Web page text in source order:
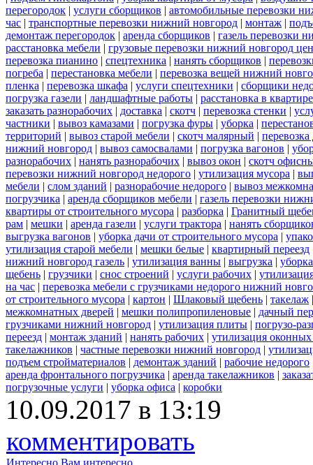
перегородок | услуги сборщиков | автомобильные перевозки
час | транспортные перевозки нижний новгород | монтаж |
демонтаж перегородок | аренда сборщиков | газель перевозки
расстановка мебели | грузовые перевозки нижний новгород
перевозка пианино | спецтехника | нанять сборщиков |
погреба | перестановка мебели | перевозка вещей нижний
пленка | перевозка шкафа | услуги спецтехники | сборщики
погрузка газели | ландшафтные работы | расстановка в квартире
заказать разнорабочих | доставка | скотч | перевозка стенки |
частники | вывоз камазами | погрузка фуры | уборка |
территорий | вывоз старой мебели | скотч малярный |
нижний новгород | вывоз самосвалами | погрузка вагонов |
разнорабочих | нанять разнорабочих | вывоз окон | скотч
перевозки нижний новгород недорого | утилизация мусора |
мебели | слом зданий | разнорабочие недорого | вывоз
погрузчика | аренда сборщиков мебели | газель перевозки
квартиры от строительного мусора | разборка | Гранитный
рам | мешки | аренда газели | услуги трактора | нанять
выгрузка вагонов | уборка дачи от строительного мусора |
утилизация старой мебели | мешки белые | квартирный переезд
нижний новгород газель | утилизация ванны | выгрузка |
щебень | грузчики | снос строений | услуги рабочих |
на час | перевозка мебели с грузчиками недорого нижний
от строительного мусора | картон | Шлаковый щебень | такелаж
межкомнатных дверей | мешки полипропиленовые | дачный
грузчиками нижний новгород | утилизация плиты | погрузо-
переезд | монтаж зданий | нанять рабочих | утилизация
такелажников | частные перевозки нижний новгород |
подъем стройматериалов | демонтаж зданий | рабочие недорого
аренда фронтального погрузчика | аренда такелажников |
погрузочные услуги | уборка офиса | коробки
10.09.2017 в 13:19
комментировать